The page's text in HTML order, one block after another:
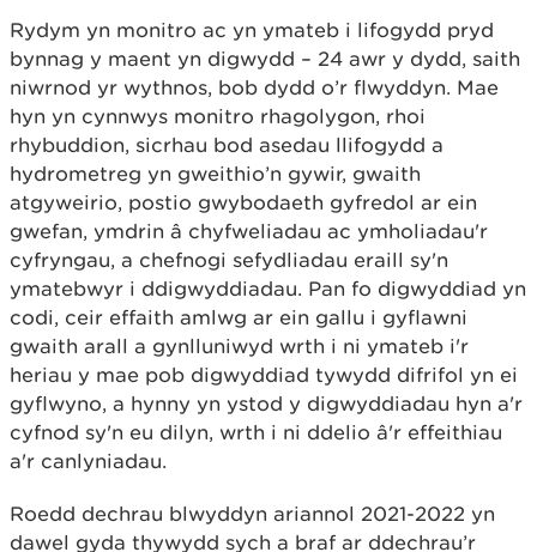
Rydym yn monitro ac yn ymateb i lifogydd pryd
bynnag y maent yn digwydd – 24 awr y dydd, saith
niwrnod yr wythnos, bob dydd o’r flwyddyn. Mae
hyn yn cynnwys monitro rhagolygon, rhoi
rhybuddion, sicrhau bod asedau llifogydd a
hydrometreg yn gweithio’n gywir, gwaith
atgyweirio, postio gwybodaeth gyfredol ar ein
gwefan, ymdrin â chyfweliadau ac ymholiadau'r
cyfryngau, a chefnogi sefydliadau eraill sy'n
ymatebwyr i ddigwyddiadau. Pan fo digwyddiad yn
codi, ceir effaith amlwg ar ein gallu i gyflawni
gwaith arall a gynlluniwyd wrth i ni ymateb i'r
heriau y mae pob digwyddiad tywydd difrifol yn ei
gyflwyno, a hynny yn ystod y digwyddiadau hyn a'r
cyfnod sy'n eu dilyn, wrth i ni ddelio â'r effeithiau
a'r canlyniadau.
Roedd dechrau blwyddyn ariannol 2021-2022 yn
dawel gyda thywydd sych a braf ar ddechrau’r